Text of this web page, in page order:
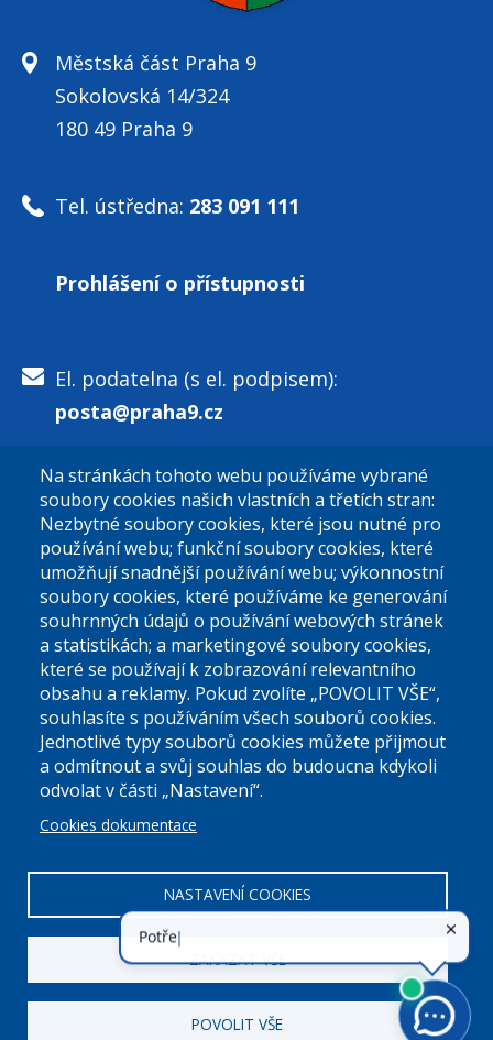
Městská část Praha 9
Sokolovská 14/324
180 49 Praha 9
Tel. ústředna: 283 091 111
Prohlášení o přístupnosti
El. podatelna (s el. podpisem):
posta@praha9.cz
El. podatelna (bez el. podpisu):
podatelna@praha9.cz
Úřední dny:
Po a St: 08.00-12.00; 13.00-18.00
Úřední hodiny
00063894DIČ:CZ00063894
Na stránkách tohoto webu používáme vybrané
soubory cookies našich vlastních a třetích stran:
Nezbytné soubory cookies, které jsou nutné pro
používání webu; funkční soubory cookies, které
umožňují snadnější používání webu; výkonnostní
soubory cookies, které používáme ke generování
souhrnných údajů o používání webových stránek
a statistikách; a marketingové soubory cookies,
které se používají k zobrazování relevantního
obsahu a reklamy. Pokud zvolíte „POVOLIT VŠE“,
souhlasíte s používáním všech souborů cookies.
Jednotlivé typy souborů cookies můžete přijmout
a odmítnout a svůj souhlas do budoucna kdykoli
odvolat v části „Nastavení“.
Cookies dokumentace
NASTAVENÍ COOKIES
ZAKÁZAT VŠE
POVOLIT VŠE